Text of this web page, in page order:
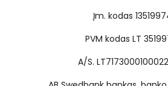
Įm. kodas
PVM kodas LT
A/S.